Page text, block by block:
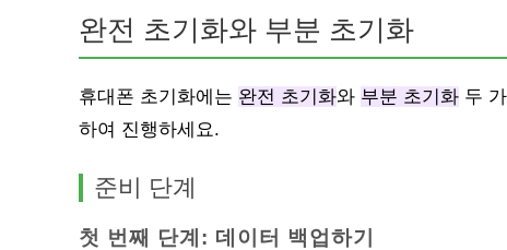
완전 초기화와 부분 초기화
휴대폰 초기화에는 완전 초기화와 부분 초기화 두
하여 진행하세요.
준비 단계
첫 번째 단계: 데이터 백업하기